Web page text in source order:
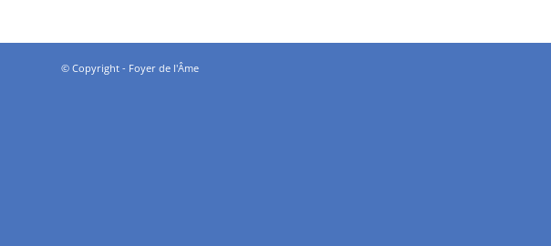
© Copyright - Foyer de l'Âme